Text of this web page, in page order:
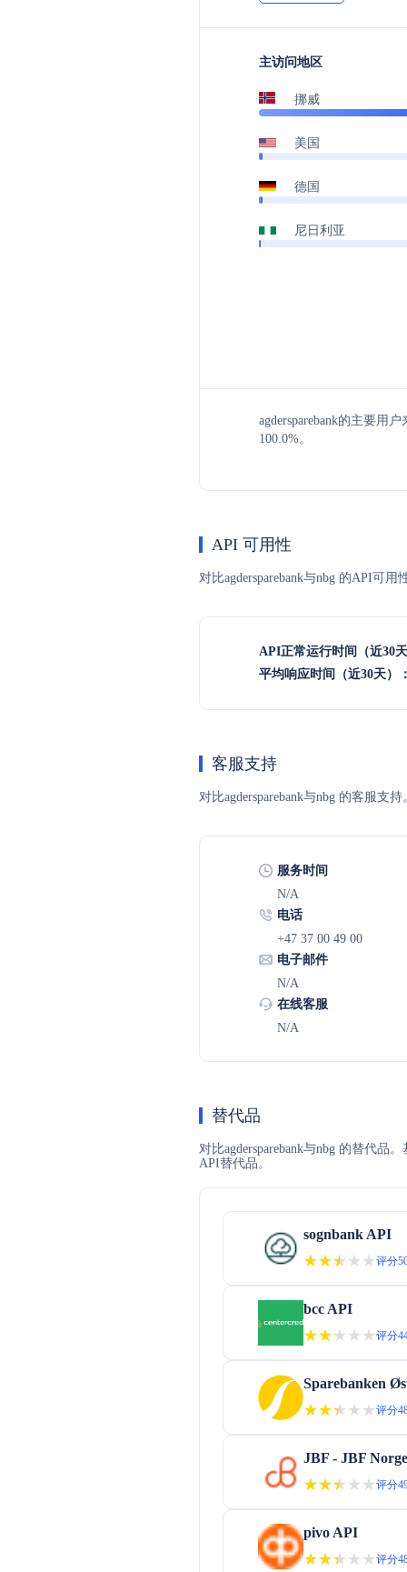
主访问地区
挪威
美国
德国
尼日利亚
agdersparebank的主要用
100.0%。
API 可用性
对比agdersparebank与nbg 的API可
API正常运行时间（近30
平均响应时间（近30天）
客服支持
对比agdersparebank与nbg 的客服支
服务时间
N/A
电话
+47 37 00 49 00
电子邮件
N/A
在线客服
N/A
替代品
对比agdersparebank与nbg 的替代品
API替代品。
sognbank API
★★★★★
★★★★★评分
bcc API
★★★★★
★★★★★评分
Sparebanken
★★★★★
★★★★★评分
JBF - JBF
★★★★★
★★★★★评分
pivo API
★★★★★
★★★★★评分